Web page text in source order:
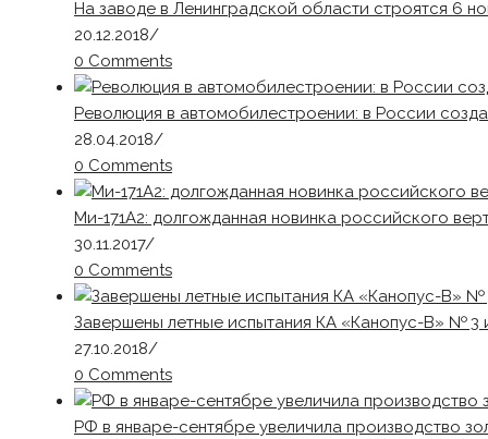
На заводе в Ленинградской области строятся 6
20.12.2018/
0 Comments
Революция в автомобилестроении: в России
28.04.2018/
0 Comments
Ми-171А2: долгожданная новинка российского
30.11.2017/
0 Comments
Завершены летные испытания КА «Канопус-В» №
27.10.2018/
0 Comments
РФ в январе-сентябре увеличила производство